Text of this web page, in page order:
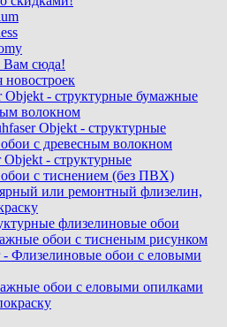
Вам сюда!
Objekt - cтруктурные бумажные
волокном
Objekt - структурные
с древесным волокном
- структурные
с тиснением (без ПВХ)
или ремонтный флизелин,
флизелиновые обои
обои с тисненым рисунком
- Флизелиновые обои с еловыми
обои с еловыми опилками